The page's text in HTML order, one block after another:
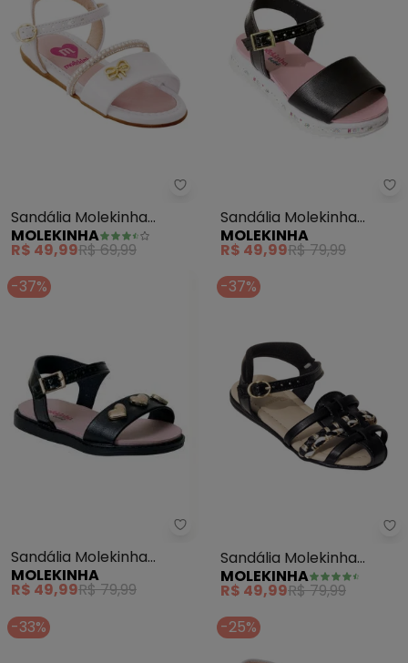
Molekinha - Sandália
Sandália Molekinha
(Branca) Oem Sintético
MOLEKINHA
R$ 49,99R$ 69,99
Sandália Molekinha
(Preto) em Sintético
MOLEKINHA
R$ 49,99R$ 79,99
-37%
Molekinha - Sandália
Sandália Molekinha
(Preta) em Sisntético
MOLEKINHA
R$ 49,99R$ 79,99
-37%
Sandália Molekinha
(Preto) em Sintético
MOLEKINHA
R$ 49,99R$ 79,99
-33%
-25%